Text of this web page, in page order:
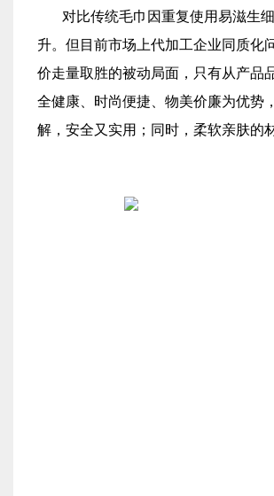
对比传统毛巾因重复使用易滋生
升。但目前市场上代加工企业同质化
价走量取胜的被动局面，只有从产品
全健康、时尚便捷、物美价廉为优势
解，安全又实用；同时，柔软亲肤的